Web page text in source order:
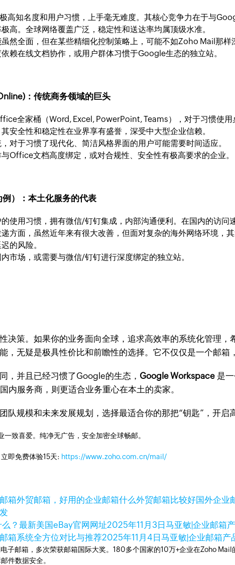
高知名度和用户习惯，上手毫无难度。其核心竞争力在于与
高。全球网络覆盖广泛，稳定性和送达率均属顶级水准。
虽然全面，但在某些精细化控制策略上，可能不如Zoho Mail那样
依赖在线文档协作，或用户群体习惯于Google生态的独立站。
：传统商务领域的巨头
全家桶（Word, Excel, PowerPoint, Teams），对于习惯使
安全性和稳定性在业界享有盛誉，深受中大型企业信赖。
，对于习惯了现代化、简洁风格界面的用户可能需要时间适应。
与Office文档高度绑定，或对合规性、安全性有极高要求的企业。
）：本土化服务的代表
的使用习惯，拥有微信/钉钉集成，内部沟通便利。在国内的访
递方面，虽然近年来有很大改善，但面对复杂的海外网络环境
的风险。
内市场，或需要与微信/钉钉进行深度绑定的独立站。
决策。如果你的业务面向全球，追求高效率的系统化管理
，无疑是极具性价比和前瞻性的选择。它不仅仅是一个邮箱
，并且已经习惯了Google的生态， Google Workspace 是
内服务商，则更适合业务重心在本土的卖家。
队规模和未来发展规划，选择最适合你的那把“钥匙”，开启
一致喜爱。纯净无广告，安全加密全球畅邮。
立即免费体验15天: https://www.zoho.com.cn/mail/
箱外贸邮箱，好用的企业邮箱什么外贸邮箱比较好国外企业
？最新美国eBay官网网址2025年11月3日马亚敏|企业邮箱
箱系统全方位对比与推荐2025年11月4日马亚敏|企业邮箱产
子邮箱，多次荣获邮箱国际大奖。180多个国家的10万+企业在Zoho
件数据安全。